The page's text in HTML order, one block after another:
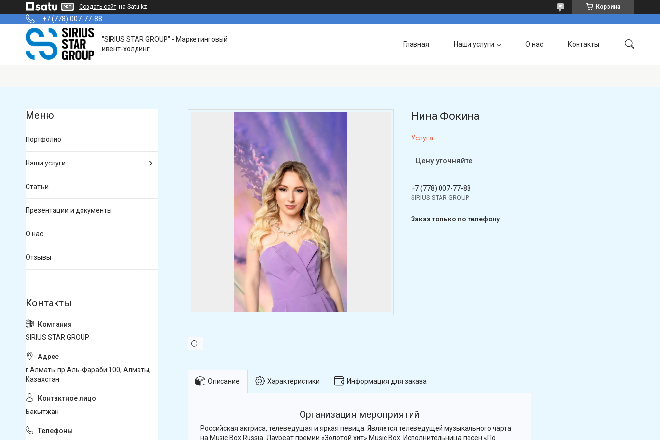
Создать сайт на Satu.kz Корзина
+7 (778) 007-77-88
"SIRIUS STAR GROUP" - Маркетинговый
ивент-холдинг
Главная Наши услуги О нас Контакты
Нина Фокина
Услуга
Цену уточняйте
+7 (778) 007-77-88
SIRIUS STAR GROUP
Заказ только по телефону
Описание Характеристики Информация для заказа
Организация мероприятий
Российская актриса, телеведущая и яркая певица. Является телеведущей музыкального чарта
на Music Box Russia. Лауреат премии «Золотой хит» Music Box. Исполнительница песен «По
Портфолио
Наши услуги
Статьи
Презентации и документы
О нас
Отзывы
SIRIUS STAR GROUP
г.Алматы пр.Аль-Фараби 100, Алматы,
Казахстан
Бакытжан